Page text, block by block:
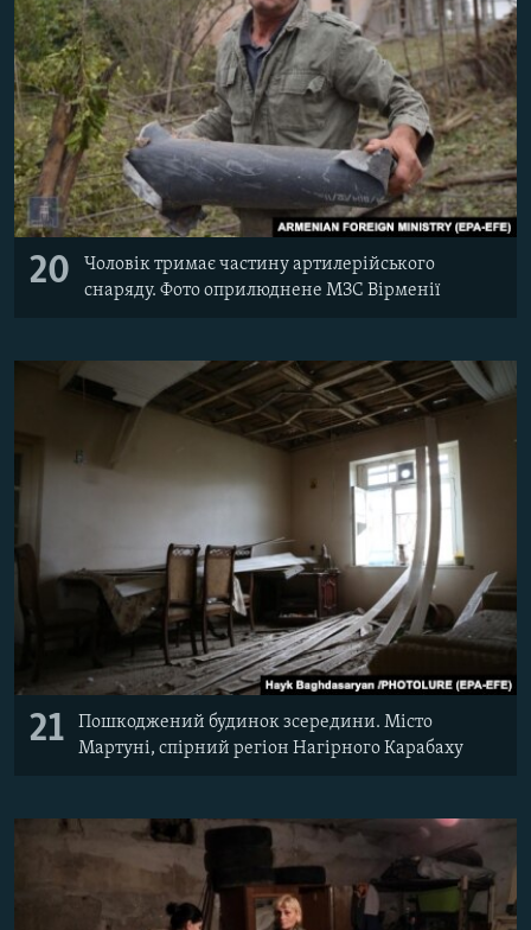
20
Чоловік тримає частину артилерійського
снаряду. Фото оприлюднене МЗС Вірменії
21
Пошкоджений будинок зсередини. Місто
Мартуні, спірний регіон Нагірного Карабаху